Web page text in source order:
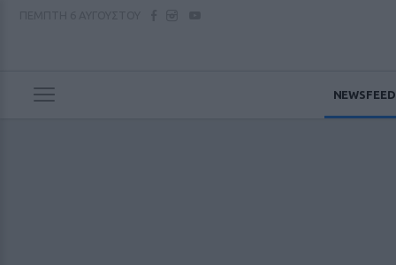
NEWSFEED